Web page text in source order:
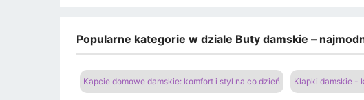
Popularne kategorie w dziale Buty damskie –
Kapcie domowe damskie: komfort i styl na co dzień Klapki damskie -